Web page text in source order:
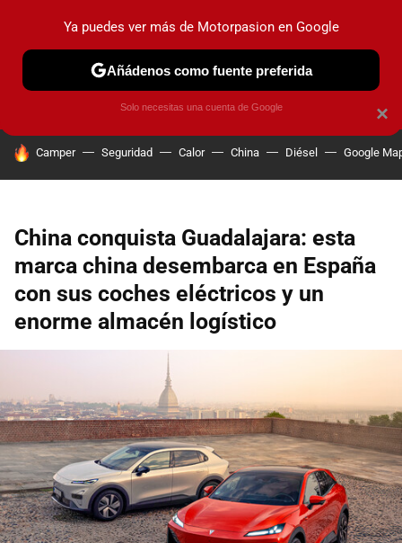
PRUEBAS COCHES ELÉCTRICOS OBSERVATORIO
HOY SE HABLA DE
Camper Seguridad Calor China Diésel Google
China conquista Guadalajara: esta
marca china desembarca en España
con sus coches eléctricos y un
enorme almacén logístico
×
Ya puedes ver más de Motorpasion en Google
Añádenos como fuente preferida
Solo necesitas una cuenta de Google